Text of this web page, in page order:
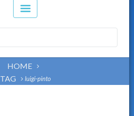
HOME
TAG
luigi-pinto